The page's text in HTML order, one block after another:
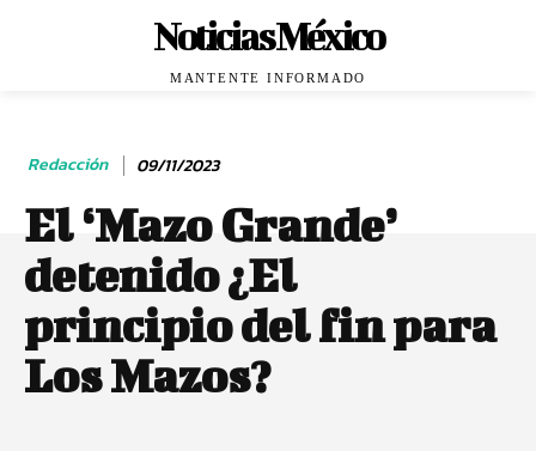
Noticias México
MANTENTE INFORMADO
Redacción 09/11/2023
El ‘Mazo Grande’
detenido ¿El
principio del fin para
Los Mazos?